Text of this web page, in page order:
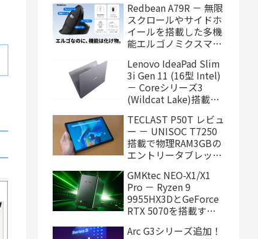
エイティブも快適にこ
なせます
Redbean A79R － 無限
スクロールやサイドホ
イールを搭載した多機
能エルゴノミクスマウ
ィング中
Lenovo IdeaPad Slim
3i Gen 11 (16型 Intel)
－ Coreシリーズ3
(Wildcat Lake)搭載の
ノート
TECLAST P50T レビュ
ー － UNISOC T7250
搭載で物理RAM3GBの
エントリータブレッ
らアリ
GMKtec NEO-X1/X1
Pro － Ryzen 9
9955HX3DとGeForce
RTX 5070を搭載する
Desktop)」PCが近日
Arc G3シリーズ追加！